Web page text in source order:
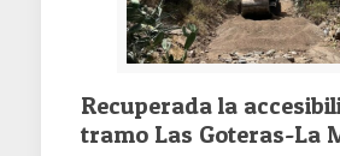
Recuperada la
tramo Las Goteras-La